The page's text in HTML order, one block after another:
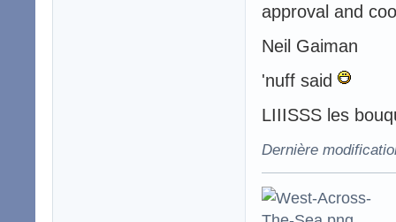
approval and
Neil Gaiman
'nuff said
LIIISSS les
Dernière